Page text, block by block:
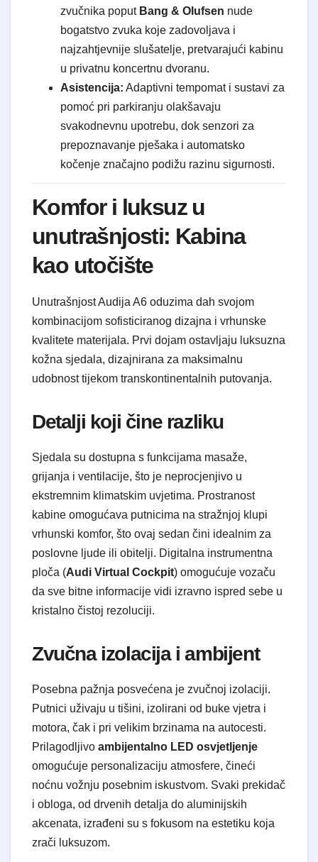
zvučnika poput Bang & Olufsen nude
bogatstvo zvuka koje zadovoljava i
najzahtjevnije slušatelje, pretvarajući kabinu
u privatnu koncertnu dvoranu.
Asistencija: Adaptivni tempomat i sustavi za
pomoć pri parkiranju olakšavaju
svakodnevnu upotrebu, dok senzori za
prepoznavanje pješaka i automatsko
kočenje značajno podižu razinu sigurnosti.
Komfor i luksuz u
unutrašnjosti: Kabina
kao utočište
Unutrašnjost Audija A6 oduzima dah svojom
kombinacijom sofisticiranog dizajna i vrhunske
kvalitete materijala. Prvi dojam ostavljaju luksuzna
kožna sjedala, dizajnirana za maksimalnu
udobnost tijekom transkontinentalnih putovanja.
Detalji koji čine razliku
Sjedala su dostupna s funkcijama masaže,
grijanja i ventilacije, što je neprocjenjivo u
ekstremnim klimatskim uvjetima. Prostranost
kabine omogućava putnicima na stražnjoj klupi
vrhunski komfor, što ovaj sedan čini idealnim za
poslovne ljude ili obitelji. Digitalna instrumentna
ploča (Audi Virtual Cockpit) omogućuje vozaču
da sve bitne informacije vidi izravno ispred sebe u
kristalno čistoj rezoluciji.
Zvučna izolacija i ambijent
Posebna pažnja posvećena je zvučnoj izolaciji.
Putnici uživaju u tišini, izolirani od buke vjetra i
motora, čak i pri velikim brzinama na autocesti.
Prilagodljivo ambijentalno LED osvjetljenje
omogućuje personalizaciju atmosfere, čineći
noćnu vožnju posebnim iskustvom. Svaki prekidač
i obloga, od drvenih detalja do aluminijskih
akcenata, izrađeni su s fokusom na estetiku koja
zrači luksuzom.